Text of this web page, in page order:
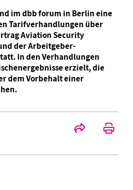
im dbb forum in Berlin eine
Tarifverhandlungen über
Aviation Security
der Arbeitgeber-
In den Verhandlungen
erzielt, die
dem Vorbehalt einer